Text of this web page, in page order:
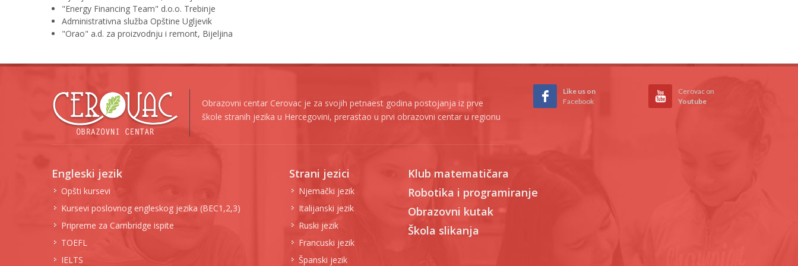
"Energy Financing Team" d.o.o. Trebinje
Administrativna služba Opštine Ugljevik
"Orao" a.d. za proizvodnju i remont, Bijeljina
Obrazovni centar Cerovac je za svojih petnaest godina postojanja iz prve
škole stranih jezika u Hercegovini, prerastao u prvi obrazovni centar u regionu
Like us on
Facebook
Cerovac on
Youtube
Engleski jezik
Opšti kursevi
Kursevi poslovnog engleskog jezika (BEC1,2,3)
Pripreme za Cambridge ispite
TOEFL
IELTS
Strani jezici
Njemački jezik
Italijanski jezik
Ruski jezik
Francuski jezik
Španski jezik
Klub matematičara
Robotika i programiranje
Obrazovni kutak
Škola slikanja